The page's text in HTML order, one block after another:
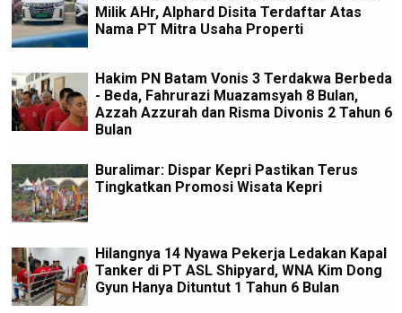
Milik AHr, Alphard Disita Terdaftar Atas
Nama PT Mitra Usaha Properti
Hakim PN Batam Vonis 3 Terdakwa Berbeda
- Beda, Fahrurazi Muazamsyah 8 Bulan,
Azzah Azzurah dan Risma Divonis 2 Tahun 6
Bulan
Buralimar: Dispar Kepri Pastikan Terus
Tingkatkan Promosi Wisata Kepri
Hilangnya 14 Nyawa Pekerja Ledakan Kapal
Tanker di PT ASL Shipyard, WNA Kim Dong
Gyun Hanya Dituntut 1 Tahun 6 Bulan